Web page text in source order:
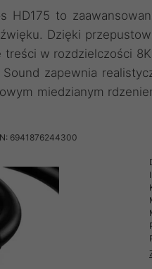
HD175 to
Dzięki
w rozdzielczości
zapewnia
miedzianym
6941876244300